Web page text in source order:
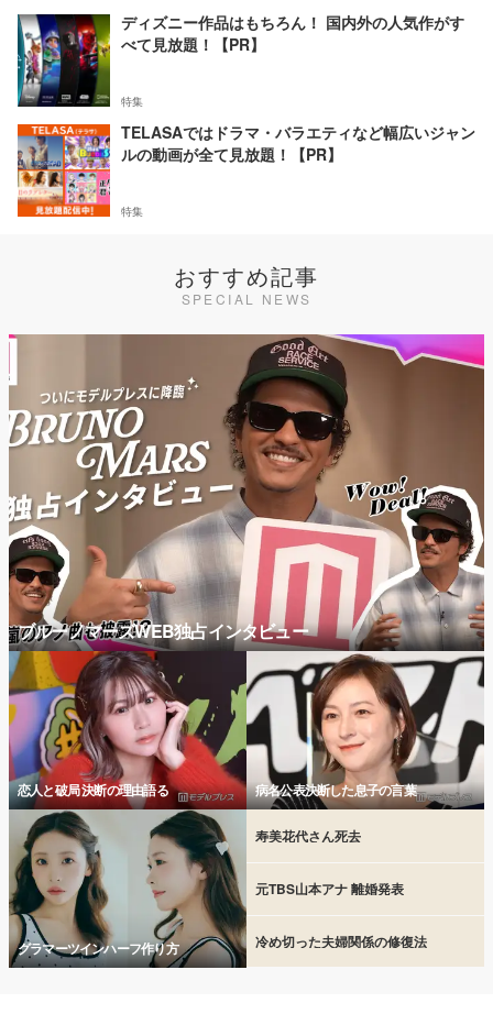
ディズニー作品はもちろん！ 国内外の人気作がす
べて見放題！【PR】
特集
TELASAではドラマ・バラエティなど幅広いジャン
ルの動画が全て見放題！【PR】
特集
おすすめ記事
SPECIAL NEWS
ブルーノマーズWEB独占インタビュー
恋人と破局 決断の理由語る 病名公表決断した息子の言葉
グラマーツインハーフ作り方
寿美花代さん死去
元TBS山本アナ 離婚発表
冷め切った夫婦関係の修復法